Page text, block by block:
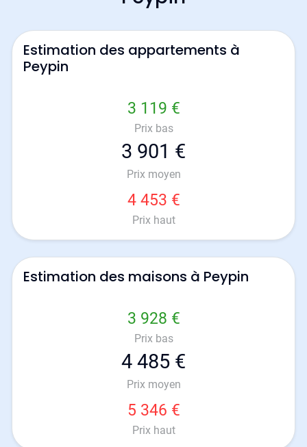
Estimation des appartements à
Peypin
3 119 €
Prix bas
3 901 €
Prix moyen
4 453 €
Prix haut
Estimation des maisons à Peypin
3 928 €
Prix bas
4 485 €
Prix moyen
5 346 €
Prix haut